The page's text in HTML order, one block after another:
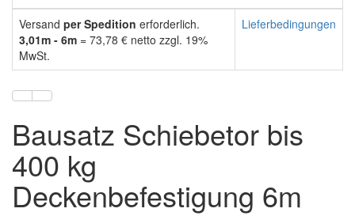
Versand per Spedition erforderlich.
3,01m - 6m = 73,78 € netto zzgl. 19%
MwSt.
Lieferbedingungen
Bausatz Schiebetor bis
400 kg
Deckenbefestigung 6m